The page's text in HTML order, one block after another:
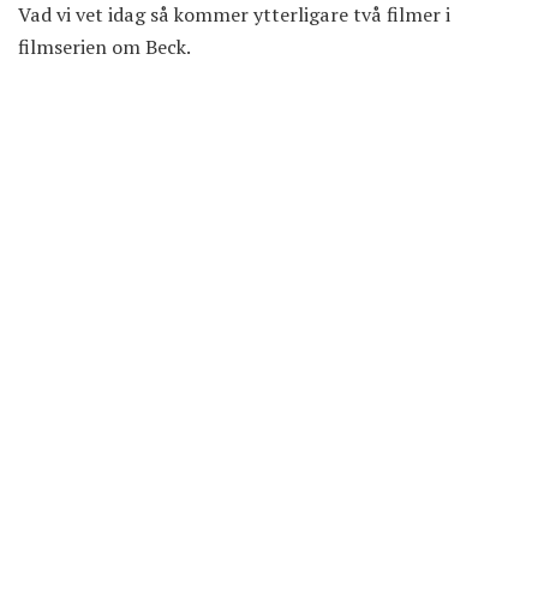
Vad vi vet idag så kommer ytterligare två filmer i
filmserien om Beck.